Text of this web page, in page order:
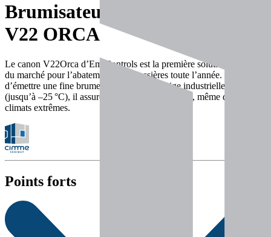
Brumisateurs
V22 ORCA
Le canon V22Orca d’EmiControls est la première solution hybride
du marché pour l’abatement des poussières toute l’année. Capable
d’émettre une fine brume en été ou de la neige industrielle en hiver
(jusqu’à –25 °C), il assure jusqu’à 90 m de portée, même dans les
climats extrêmes.
Points forts